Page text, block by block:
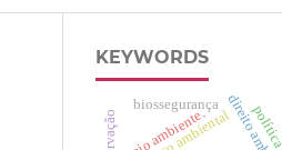
KEYWORDS
biossegurança
meio ambiente.